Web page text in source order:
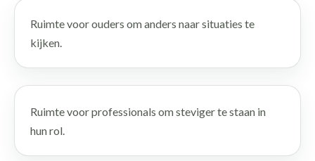
Ruimte voor ouders om anders naar situaties te
kijken.
Ruimte voor professionals om steviger te staan in
hun rol.